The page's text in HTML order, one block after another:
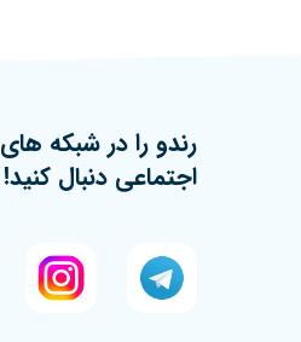
رندو را در شبکه های
اجتماعی دنبال کنید!